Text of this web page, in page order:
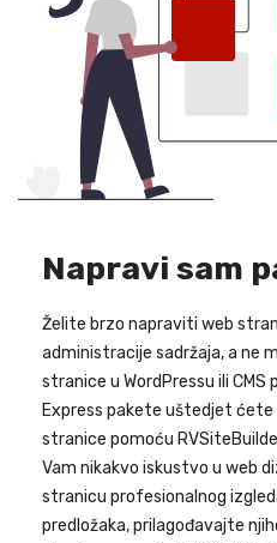
Napravi sam
Želite brzo napraviti web
administracije sadržaja, a ne
stranice u WordPressu ili CMS
Express pakete uštedjet
stranice pomoću
Vam nikakvo iskustvo u web
stranicu profesionalnog
predložaka, prilagođavajte